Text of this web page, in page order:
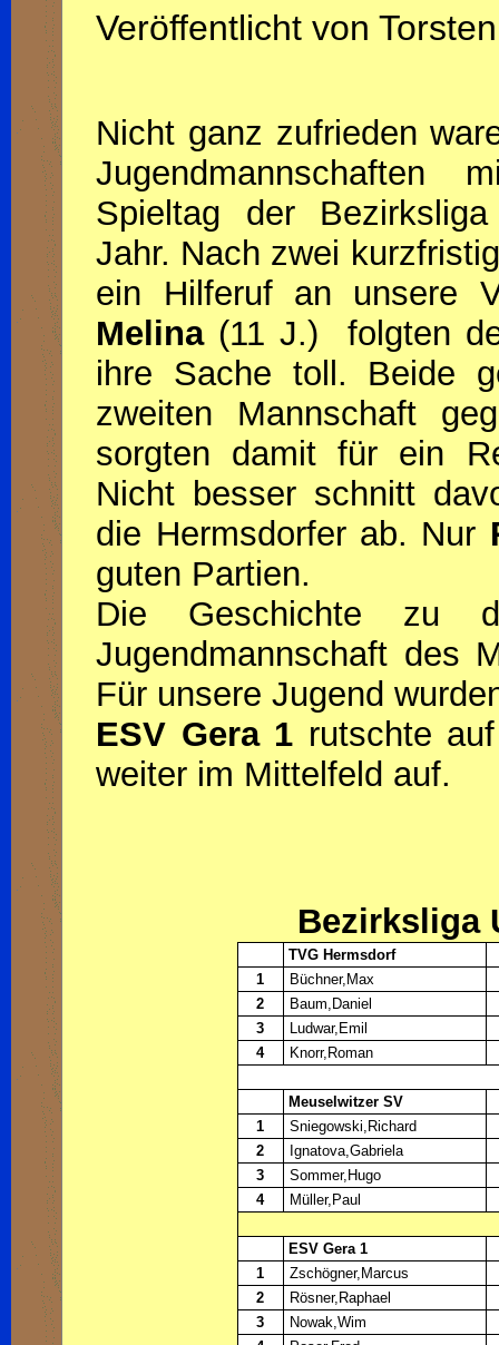
Veröffentlicht von Torsten
Nicht ganz zufrieden
Jugendmannschaften
Spieltag der
Jahr. Nach zwei
ein Hilferuf an unsere
Melina(11 J.) folgten
ihre Sache toll. Beide
zweiten Mannschaft
sorgten damit für ein
Nicht besser schnitt
die Hermsdorfer ab. Nur
guten Partien.
Die Geschichte zu
Jugendmannschaft des
Für unsere Jugend
ESV Gera 1 rutschte
weiter im Mittelfeld auf.
Bezirksliga
TVG Hermsdorf
1
Büchner,Max
2
Baum,Daniel
3
Ludwar,Emil
4
Knorr,Roman
Meuselwitzer SV
1
Sniegowski,Richard
2
Ignatova,Gabriela
3
Sommer,Hugo
4
Müller,Paul
ESV Gera 1
1
Zschögner,Marcus
2
Rösner,Raphael
3
Nowak,Wim